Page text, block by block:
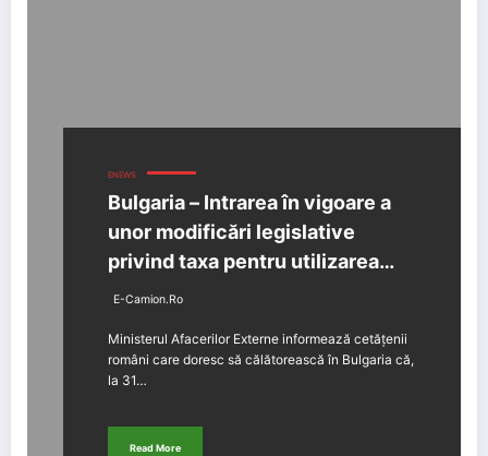
ENEWS
Bulgaria – Intrarea în vigoare a
unor modificări legislative
privind taxa pentru utilizarea
infrastructurii
E-Camion.ro
Ministerul Afacerilor Externe informează cetățenii
români care doresc să călătorească în Bulgaria că,
la 31…
Read More